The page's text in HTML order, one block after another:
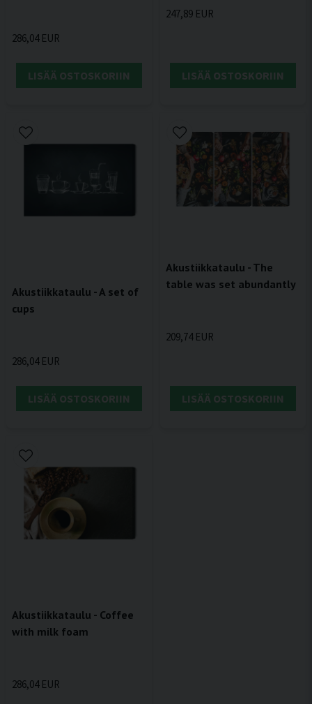
286,04 EUR
LISÄÄ OSTOSKORIIN
247,89 EUR
LISÄÄ OSTOSKORIIN
Akustiikkataulu - A set of
cups
286,04 EUR
LISÄÄ OSTOSKORIIN
Akustiikkataulu - The
table was set abundantly
209,74 EUR
LISÄÄ OSTOSKORIIN
Akustiikkataulu - Coffee
with milk foam
286,04 EUR